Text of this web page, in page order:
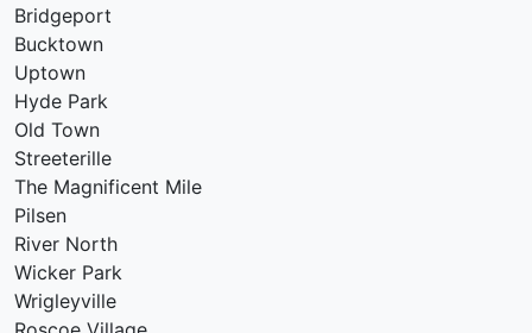
Bridgeport
Bucktown
Uptown
Hyde Park
Old Town
Streeterille
The Magnificent Mile
Pilsen
River North
Wicker Park
Wrigleyville